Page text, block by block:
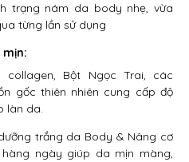
trạng nám da body nhẹ, vừa
từng lần sử dụng
mịn:
Bột Ngọc Trai, các
gốc thiên nhiên cung cấp độ
làn da.
trắng da Body & Nâng cơ
hàng ngày giúp da mịn màng,